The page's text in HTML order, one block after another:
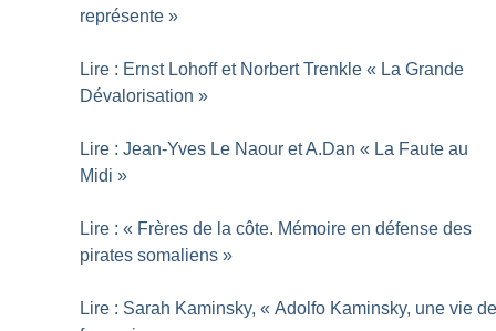
représente »
Lire : Ernst Lohoff et Norbert Trenkle « La Grande
Dévalorisation »
Lire : Jean-Yves Le Naour et A.Dan « La Faute au
Midi »
Lire : « Frères de la côte. Mémoire en défense des
pirates somaliens »
Lire : Sarah Kaminsky, « Adolfo Kaminsky, une vie